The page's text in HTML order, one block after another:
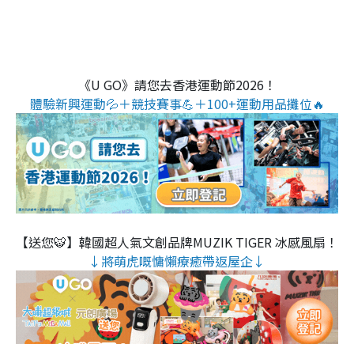
《U GO》請您去香港運動節2026！
體驗新興運動💦＋競技賽事💪＋100+運動用品攤位🔥
【送您🐯】韓國超人氣文創品牌MUZIK TIGER 冰感風扇！
↓將萌虎嘅慵懶療癒帶返屋企↓